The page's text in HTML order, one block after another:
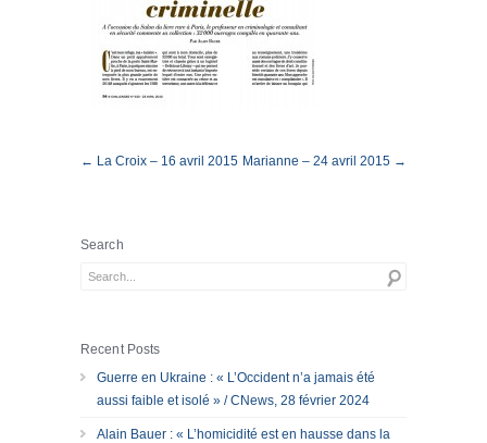
← La Croix – 16 avril 2015 Marianne – 24 avril 2015 →
Search
Recent Posts
Guerre en Ukraine : « L’Occident n’a jamais été
aussi faible et isolé » / CNews, 28 février 2024
Alain Bauer : « L’homicidité est en hausse dans la